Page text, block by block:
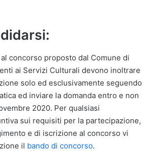
concorso proposto dal Comune di
ai Servizi Culturali devono inoltrare
solo ed esclusivamente seguendo
ed inviare la domanda entro e non
2020. Per qualsiasi
sui requisiti per la partecipazione,
e di iscrizione al concorso vi
il bando di concorso.